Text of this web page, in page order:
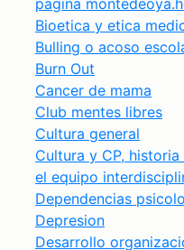
pagina
Bioetica y etica
Bulling o acoso
Burn Out
Cancer de mama
Club mentes libres
Cultura general
Cultura y CP,
el equipo
Dependencias
Depresion
Desarrollo